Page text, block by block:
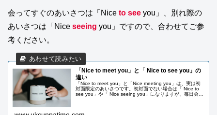
会ってすぐのあいさつは「Nice to see you」、別れ際の
あいさつは「Nice seeing you」ですので、合わせてご参
考ください。
「Nice to meet you」と「 Nice to see you」の
違い
「Nice to meet you」と「Nice meeting you」は、実は初
対面限定のあいさつです。初対面でない場合は「 Nice to
see you」や「 Nice seeing you」になりますが、毎日会う